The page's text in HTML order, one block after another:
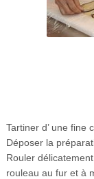
Tartiner d’ une fine
Déposer la
Rouler
rouleau au fur et à